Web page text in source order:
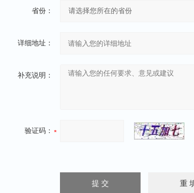
省份：
详细地址：
补充说明：
验证码：